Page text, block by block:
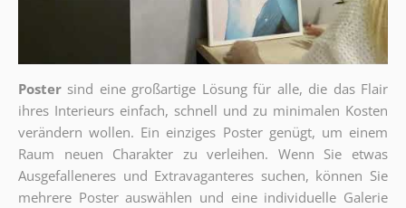
Poster sind eine großartige Lösung für alle, die das Flair
ihres Interieurs einfach, schnell und zu minimalen Kosten
verändern wollen. Ein einziges Poster genügt, um einem
Raum neuen Charakter zu verleihen. Wenn Sie etwas
Ausgefalleneres und Extravaganteres suchen, können Sie
mehrere Poster auswählen und eine individuelle Galerie